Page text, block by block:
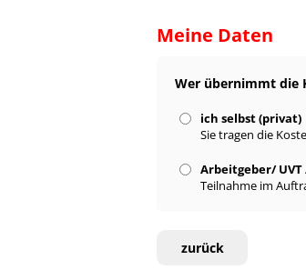
Meine Daten
Wer übernimmt die
ich selbst (privat)
Sie tragen die
Arbeitgeber/ UVT
Teilnahme im
zurück